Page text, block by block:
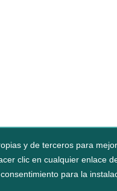
y de terceros para
clic en cualquier enlace
para la
Erabilerreztasuna
Cookieei